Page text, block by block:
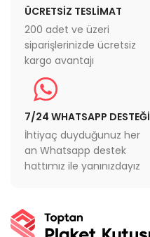
ÜCRETSİZ TESLİMAT
200 adet ve üzeri
siparişlerinizde ücretsiz
kargo avantajı
7/24 WHATSAPP DESTEĞİ
İhtiyaç duyduğunuz her
an Whatsapp destek
hattımız ile yanınızdayız